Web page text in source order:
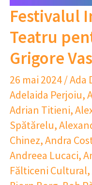
Festivalul
Teatru
Grigore
26 mai 2024/Ada
Adelaida Perjoiu,
Adrian Titieni,
Spătărelu,
Chinez,Andra
Andreea Lucaci,
Fălticeni Cultural,